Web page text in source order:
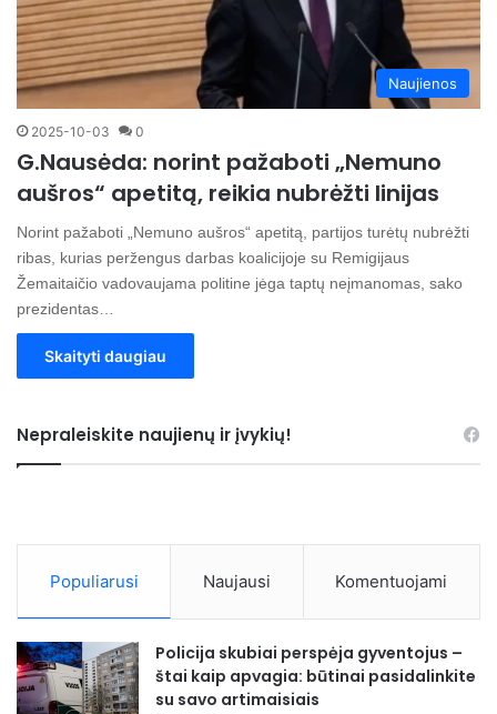
Naujienos
2025-10-03 0
G.Nausėda: norint pažaboti „Nemuno
aušros“ apetitą, reikia nubrėžti linijas
Norint pažaboti „Nemuno aušros“ apetitą, partijos turėtų nubrėžti
ribas, kurias peržengus darbas koalicijoje su Remigijaus
Žemaitaičio vadovaujama politine jėga taptų neįmanomas, sako
prezidentas…
Skaityti daugiau
Nepraleiskite naujienų ir įvykių!
Populiarusi Naujausi Komentuojami
Policija skubiai perspėja gyventojus –
štai kaip apvagia: būtinai pasidalinkite
su savo artimaisiais